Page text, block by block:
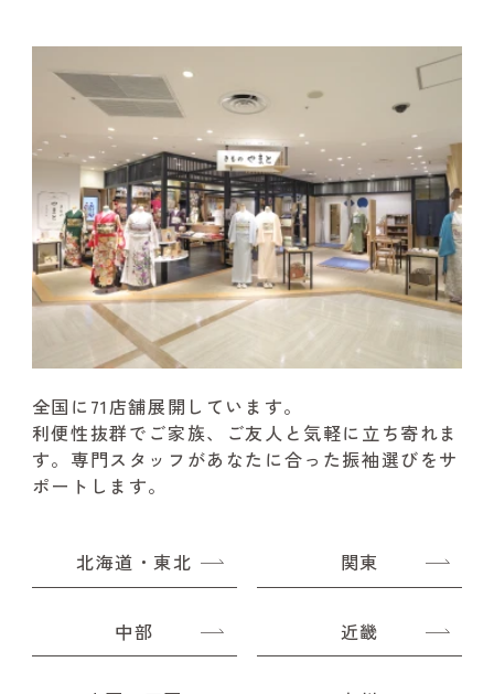
全国に71店舗展開しています。
利便性抜群でご家族、ご友人と気軽に立ち寄れま
す。 専門スタッフがあなたに合った振袖選びをサ
ポートします。
北海道・東北 関東
中部 近畿